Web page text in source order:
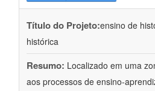
Título do Projeto:ensino de
histórica
Resumo: Localizado em uma
aos processos de ensino-